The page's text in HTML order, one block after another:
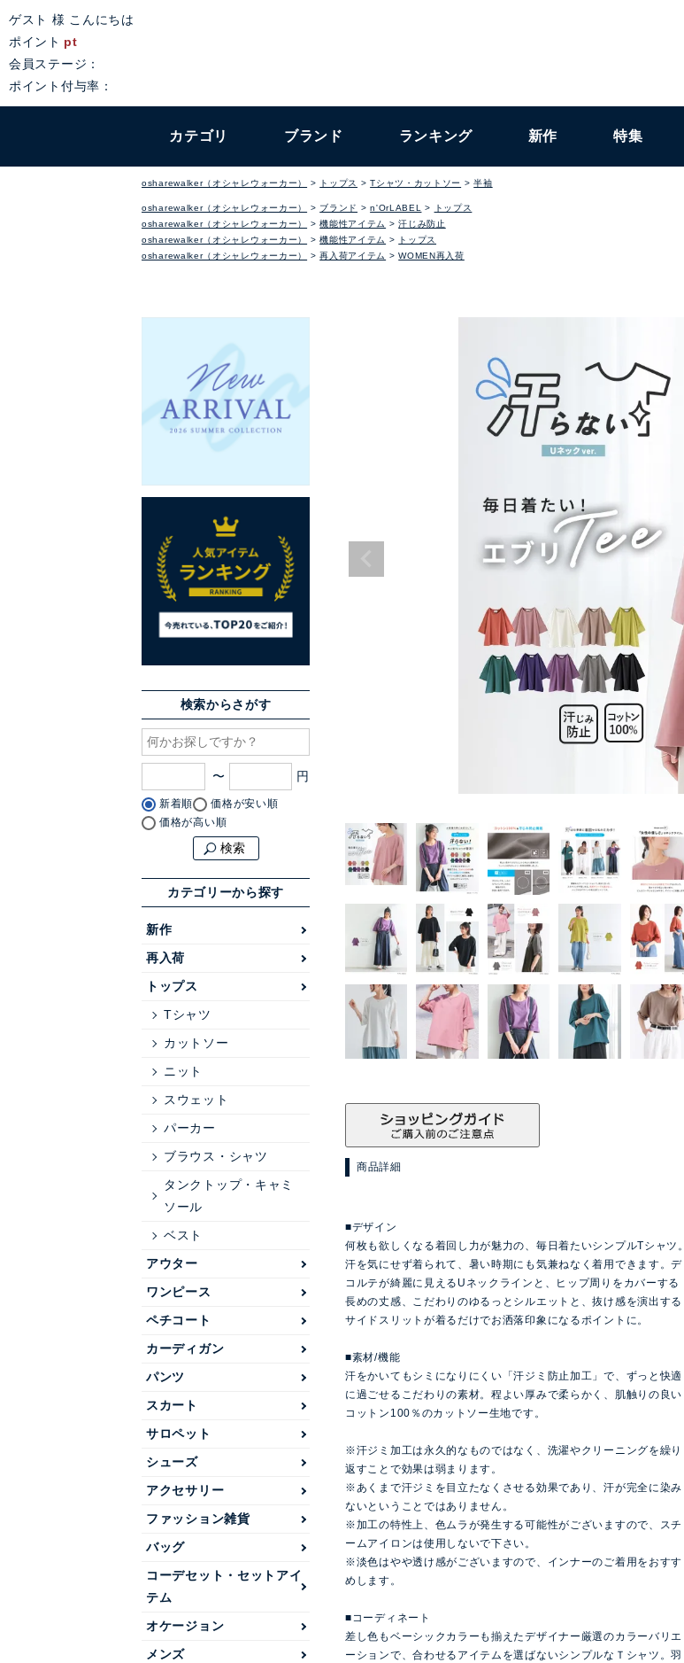
ゲスト 様 こんにちは
ポイント pt
会員ステージ：
ポイント付与率：
カテゴリ ブランド ランキング 新作 特集
osharewalker（オシャレウォーカー） トップス Tシャツ・カットソー 半袖
osharewalker（オシャレウォーカー） ブランド n'OrLABEL
トップス
osharewalker（オシャレウォーカー）
機能性アイテム
汗じみ防止
osharewalker（オシャレウォーカー）
機能性アイテム
トップス
osharewalker（オシャレウォーカー）
再入荷アイテム WOMEN再入荷
検索からさがす
〜
新着順
価格が安い順
価格が高い順
検索
カテゴリーから探す
新作
再入荷
トップス
Tシャツ
カットソー
ニット
スウェット
パーカー
ブラウス・シャツ
タンクトップ・キャミ
ソール
ベスト
アウター
ワンピース
ペチコート
カーディガン
パンツ
スカート
サロペット
シューズ
アクセサリー
ファッション雑貨
バッグ
コーデセット・セットアイ
テム
オケージョン
メンズ
商品詳細
■デザイン
何枚も欲しくなる着回し力が魅力の、毎日着たいシンプルTシャツ。
汗を気にせず着られて、暑い時期にも気兼ねなく着用できます。デ
コルテが綺麗に見えるUネックラインと、ヒップ周りをカバーする
長めの丈感、こだわりのゆるっとシルエットと、抜け感を演出する
サイドスリットが着るだけでお洒落印象になるポイントに。
■素材/機能
汗をかいてもシミになりにくい「汗ジミ防止加工」で、ずっと快適
に過ごせるこだわりの素材。程よい厚みで柔らかく、肌触りの良い
コットン100％のカットソー生地です。
※汗ジミ加工は永久的なものではなく、洗濯やクリーニングを繰り
返すことで効果は弱まります。
※あくまで汗ジミを目立たなくさせる効果であり、汗が完全に染み
ないということではありません。
※加工の特性上、色ムラが発生する可能性がございますので、スチ
ームアイロンは使用しないで下さい。
※淡色はやや透け感がございますので、インナーのご着用をおすす
めします。
■コーディネート
差し色もベーシックカラーも揃えたデザイナー厳選のカラーバリエ
ーションで、合わせるアイテムを選ばないシンプルなＴシャツ。羽